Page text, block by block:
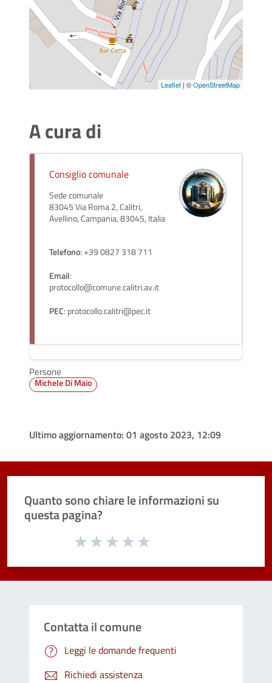
Leaflet | ©OpenStreetMap
A cura di
Consiglio comunale
Sede comunale
83045 Via Roma 2, Calitri,
Avellino, Campania, 83045, Italia
Telefono: +39 0827 318 711
Email:
protocollo@comune.calitri.av.it
PEC: protocollo.calitri@pec.it
Persone
Michele Di Maio
Ultimo aggiornamento: 01 agosto 2023, 12:09
Quanto sono chiare le informazioni su
questa pagina?
Valuta da 1 a 5 stelle la pagina
Contatta il comune
Leggi le domande frequenti
Richiedi assistenza